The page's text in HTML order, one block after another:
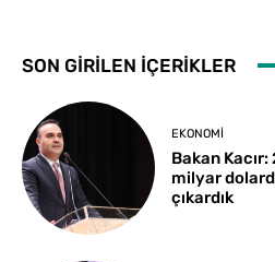
SON GİRİLEN İÇERİKLER
EKONOMI
Bakan Kacır:
milyar
çıkardık